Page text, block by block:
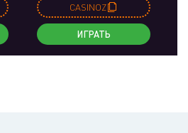
CASINOZ
ИГРАТЬ